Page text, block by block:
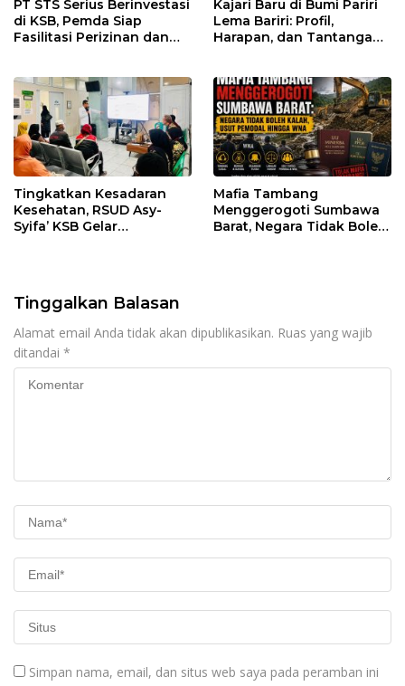
PT STS Serius Berinvestasi
di KSB, Pemda Siap
Fasilitasi Perizinan dan
Kajari Baru di Bumi Pariri
Lema Bariri: Profil,
Harapan, dan Tantangan
Tingkatkan Kesadaran
Kesehatan, RSUD Asy-
Syifa’ KSB Gelar
Mafia Tambang
Menggerogoti Sumbawa
Barat, Negara Tidak Boleh
Tinggalkan Balasan
Alamat email Anda tidak akan dipublikasikan. Ruas yang wajib
ditandai *
Simpan nama, email, dan situs web saya pada peramban ini